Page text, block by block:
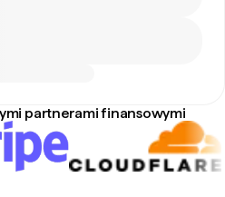
partnerami finansowymi